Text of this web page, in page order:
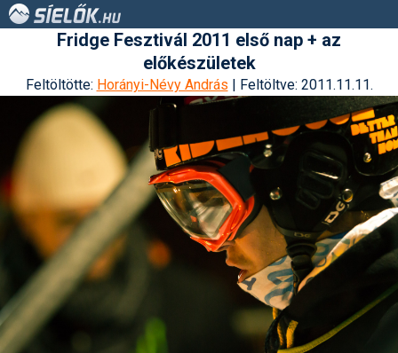
Fridge Fesztivál 2011 első nap + az
előkészületek
Feltöltötte: Horányi-Névy András | Feltöltve: 2011.11.11.